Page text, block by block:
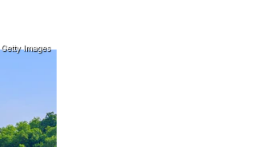
Getty Images